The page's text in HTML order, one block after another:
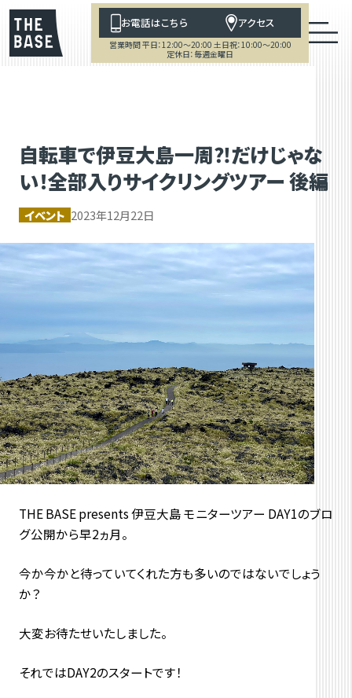
お電話はこちら アクセス
営業時間 平日：12:00～20:00 土日祝：10:00～20:00
定休日：毎週金曜日
自転車で伊豆大島一周⁈だけじゃな
い！全部入りサイクリングツアー 後編
イベント 2023年12月22日
THE BASE presents 伊豆大島 モニターツアー DAY1のブロ
グ公開から早2ヵ月。
今か今かと待っていてくれた方も多いのではないでしょう
か？
大変お待たせいたしました。
それではDAY2のスタートです！